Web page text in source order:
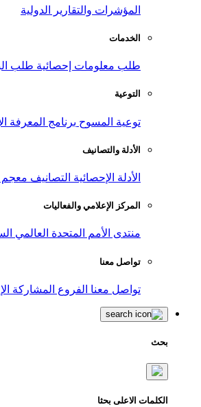
المؤشرات والتقارير الدولية
الخدمات
طلب معلومات إحصائية طلب
التوعية
توعية المسوح برنامج المعرفة
الأدلة والتصانيف
الأدلة الإحصائية التصانيف معجم
المركز الإعلامي والفعاليات
منتدى الأمم المتحدة العالمي
تواصل معنا
تواصل معنا الفروع المشاركة
بحث
الكلمات الاعلى بحثا